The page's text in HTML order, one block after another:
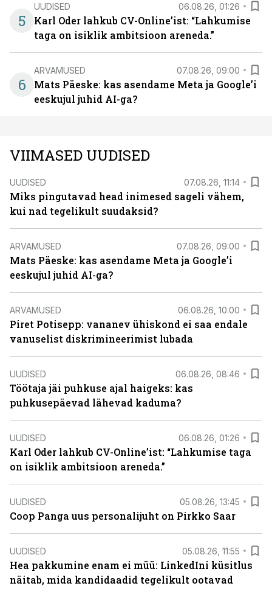
5
UUDISED 06.08.26, 01:26
Karl Oder lahkub CV-Online’ist: “Lahkumise
taga on isiklik ambitsioon areneda.”
6
ARVAMUSED 07.08.26, 09:00
Mats Päeske: kas asendame Meta ja Google’i
eeskujul juhid AI-ga?
VIIMASED UUDISED
UUDISED 07.08.26, 11:14
Miks pingutavad head inimesed sageli vähem,
kui nad tegelikult suudaksid?
ARVAMUSED 07.08.26, 09:00
Mats Päeske: kas asendame Meta ja Google’i
eeskujul juhid AI-ga?
ARVAMUSED 06.08.26, 10:00
Piret Potisepp: vananev ühiskond ei saa endale
vanuselist diskrimineerimist lubada
UUDISED 06.08.26, 08:46
Töötaja jäi puhkuse ajal haigeks: kas
puhkusepäevad lähevad kaduma?
UUDISED 06.08.26, 01:26
Karl Oder lahkub CV-Online’ist: “Lahkumise taga
on isiklik ambitsioon areneda.”
UUDISED 05.08.26, 13:45
Coop Panga uus personalijuht on Pirkko Saar
UUDISED 05.08.26, 11:55
Hea pakkumine enam ei müü: LinkedIni küsitlus
näitab, mida kandidaadid tegelikult ootavad